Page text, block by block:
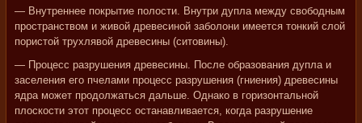
— Внутреннее покрытие полости. Внутри дупла между свободным
пространством и живой древесиной заболони имеется тонкий слой
пористой трухлявой древесины (ситовины).
— Процесс разрушения древесины. После образования дупла и
заселения его пчелами процесс разрушения (гниения) древесины
ядра может продолжаться дальше. Однако в горизонтальной
плоскости этот процесс останавливается, когда разрушение